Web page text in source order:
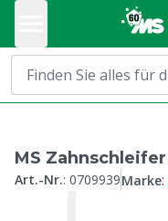
MS
Art.-Nr.: 0709939Marke: